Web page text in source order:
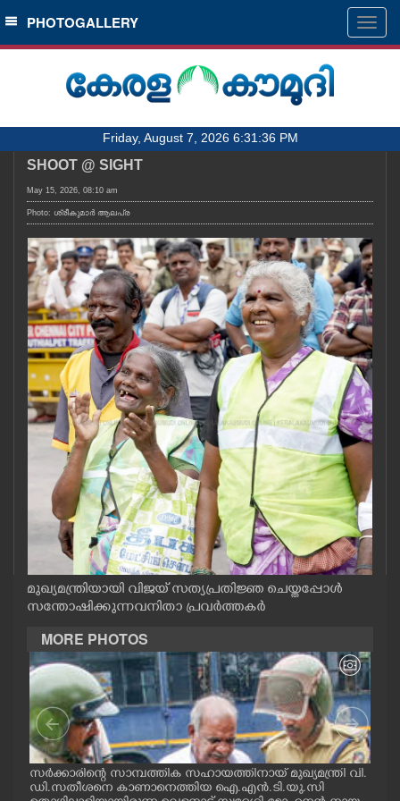
SECTIONS
HOME
NOTIFIED NEWS
KERALA
LOCAL
OBITUARY
NEWS 360
CASE DIARY
CINEMA
OPINION
SPIRITUAL
INFO+
ART
PHOTOGALLERY
Friday, August 7, 2026 6:31:36 PM
SHOOT @ SIGHT
May 15, 2026, 08:10 am
Photo: ശ്രീകുമാർ ആലപ്ര
മുഖ്യമന്ത്രിയായി വിജയ് സത്യപ്രതിജ്ഞ ചെയ്തപ്പോൾ
സന്തോഷിക്കുന്ന വനിതാ പ്രവർത്തകർ
MORE PHOTOS
സർക്കാരിന്റെ സാമ്പത്തിക സഹായത്തിനായ് മുഖ്യമന്ത്രി വി.
ഡി.സതീശനെ കാണാനെത്തിയ ഐ.എൻ.ടി.യു.സി